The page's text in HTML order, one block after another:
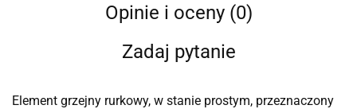
Opinie i oceny (0)
Zadaj pytanie
Element grzejny rurkowy, w stanie prostym, przeznaczony